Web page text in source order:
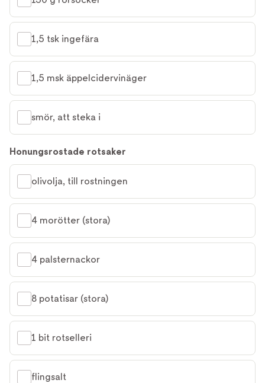
1,5 tsk ingefära
1,5 msk äppelcidervinäger
smör, att steka i
Honungsrostade rotsaker
olivolja, till rostningen
4 morötter (stora)
4 palsternackor
8 potatisar (stora)
1 bit rotselleri
flingsalt